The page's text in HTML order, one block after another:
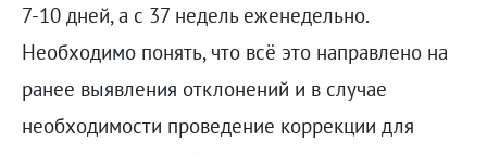
7-10 дней, а с 37 недель еженедельно.
Необходимо понять, что всё это направлено на
ранее выявления отклонений и в случае
необходимости проведение коррекции для